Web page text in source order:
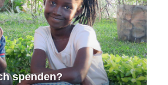
spenden?